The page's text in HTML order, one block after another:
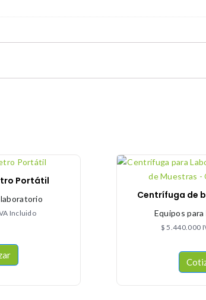
Portátil
Incluido
Centrífuga de
Equipos
$ 5.440.000